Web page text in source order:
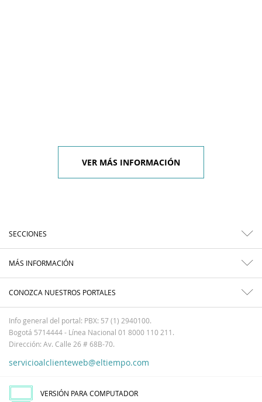
VER MÁS INFORMACIÓN
SECCIONES
MÁS INFORMACIÓN
CONOZCA NUESTROS PORTALES
Info general del portal: PBX: 57 (1) 2940100.
Bogotá 5714444 - Línea Nacional 01 8000 110 211.
Dirección: Av. Calle 26 # 68B-70.
servicioalclienteweb@eltiempo.com
VERSIÓN PARA COMPUTADOR